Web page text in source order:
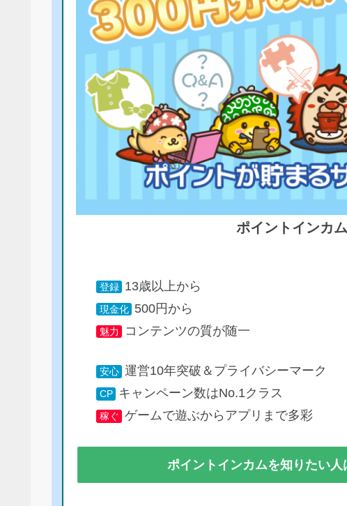
ポイントインカ
登録 13歳以上から
現金化 500円から
魅力 コンテンツの質が随一
安心 運営10年突破＆プライバシーマーク
CP キャンペーン数はNo.1クラス
稼ぐ ゲームで遊ぶからアプリまで多彩
ポイントインカムを知りたい人